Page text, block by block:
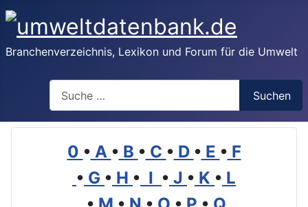
Branchenverzeichnis, Lexikon und Forum für die Umwelt
Suchen
0 • A • B • C • D • E • F
• G • H • I • J • K • L